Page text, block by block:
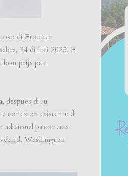
di Frontier
24 di mei 2025. E
prijs pa e
despues di su
conexion existente di
adicional pa conecta
Washington